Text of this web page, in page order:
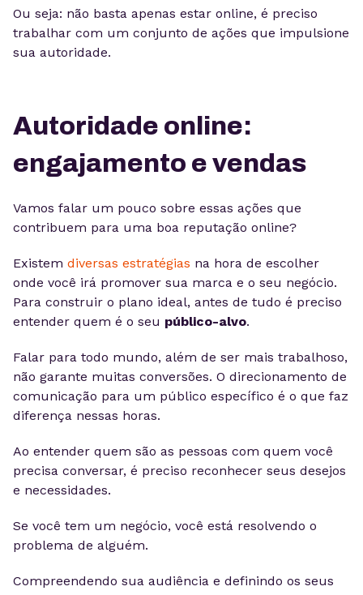
Ou seja: não basta apenas estar online, é preciso
trabalhar com um conjunto de ações que impulsione
sua autoridade.
Autoridade online:
engajamento e vendas
Vamos falar um pouco sobre essas ações que
contribuem para uma boa reputação online?
Existem diversas estratégias na hora de escolher
onde você irá promover sua marca e o seu negócio.
Para construir o plano ideal, antes de tudo é preciso
entender quem é o seu público-alvo.
Falar para todo mundo, além de ser mais trabalhoso,
não garante muitas conversões. O direcionamento de
comunicação para um público específico é o que faz
diferença nessas horas.
Ao entender quem são as pessoas com quem você
precisa conversar, é preciso reconhecer seus desejos
e necessidades.
Se você tem um negócio, você está resolvendo o
problema de alguém.
Compreendendo sua audiência e definindo os seus